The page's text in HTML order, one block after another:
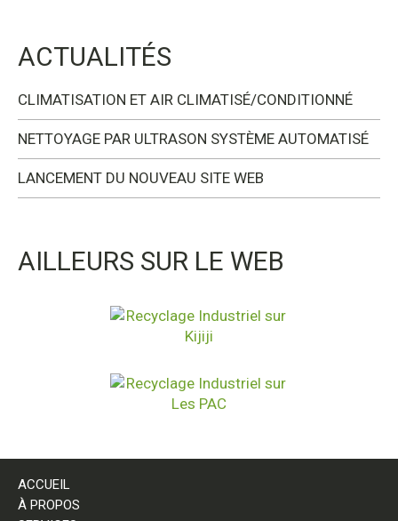
ACTUALITÉS
CLIMATISATION ET AIR CLIMATISÉ/CONDITIONNÉ
NETTOYAGE PAR ULTRASON SYSTÈME AUTOMATISÉ
LANCEMENT DU NOUVEAU SITE WEB
AILLEURS SUR LE WEB
ACCUEIL
À PROPOS